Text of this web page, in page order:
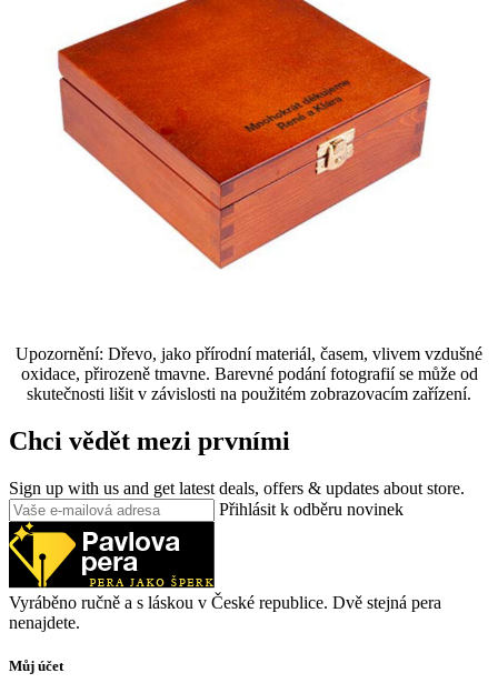
Upozornění: Dřevo, jako přírodní materiál, časem, vlivem vzdušné
oxidace, přirozeně tmavne. Barevné podání fotografií se může od
skutečnosti lišit v závislosti na použitém zobrazovacím zařízení.
Chci vědět mezi prvními
Sign up with us and get latest deals, offers & updates about store.
Přihlásit k odběru novinek
Vyráběno ručně a s láskou v České republice. Dvě stejná pera
nenajdete.
Můj účet